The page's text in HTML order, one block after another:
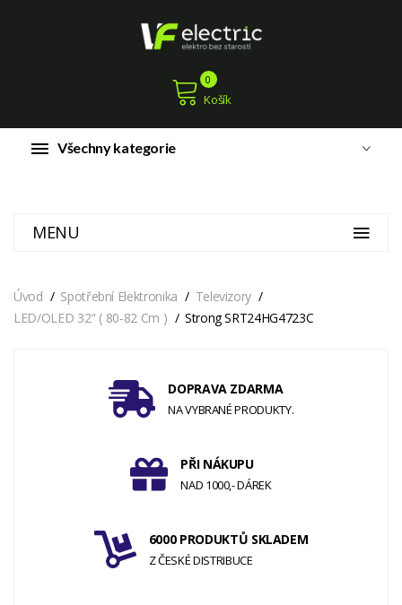
Košík
0
Všechny kategorie
MENU
Úvod Spotřební Elektronika
Televizory
LED/OLED 32" ( 80-82 Cm )
Strong SRT24HG4723C
DOPRAVA ZDARMA
NA VYBRANÉ PRODUKTY.
PŘI NÁKUPU
NAD 1000,- DÁREK
6000 PRODUKTŮ SKLADEM
Z ČESKÉ DISTRIBUCE